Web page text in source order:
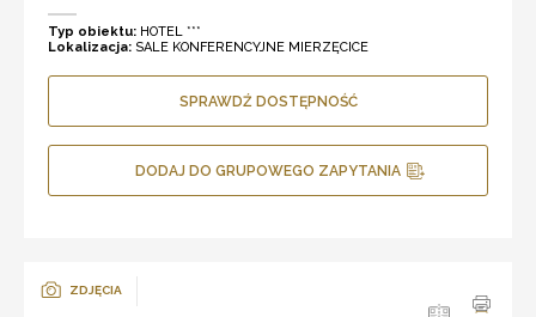
Typ obiektu: HOTEL ***
Lokalizacja: SALE KONFERENCYJNE MIERZĘCICE
SPRAWDŹ DOSTĘPNOŚĆ
DODAJ DO GRUPOWEGO ZAPYTANIA
ZDJĘCIA